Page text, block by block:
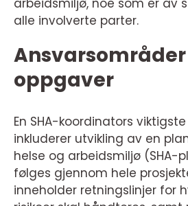
arbeidsmiljø, noe som er av
alle involverte parter.
oppgaver
En SHA-koordinators
inkluderer utvikling av en
helse og arbeidsmiljø (SHA-
følges gjennom hele
inneholder retningslinjer for